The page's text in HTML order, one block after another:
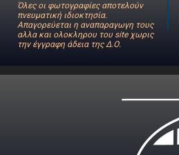
Όλες οι φωτογραφίες αποτελούν
πνευματική ιδιοκτησία.
Απαγορεύεται η αναπαραγωγη τους
αλλα και ολοκληρου του site χωρις
την έγγραφη άδεια της Δ.Ο.